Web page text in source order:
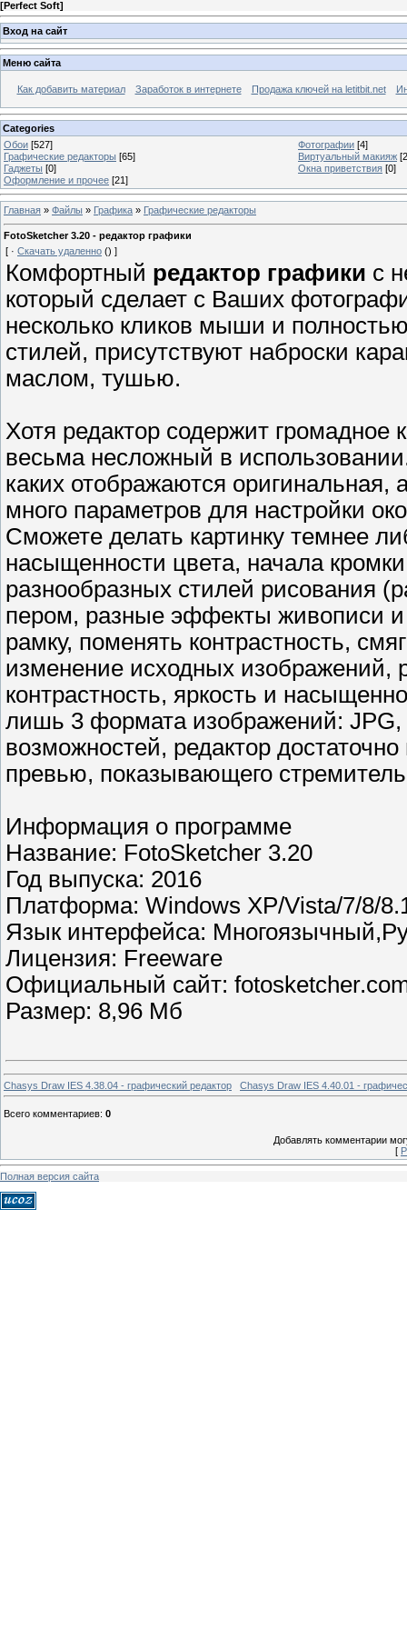
[Perfect Soft]
Вход на сайт
Меню сайта
Как добавить материал Заработок в интернете Продажа ключей на letitbit.net
Categories
Обои [527] Фотографии [4]
Графические редакторы [65] Виртуальный макияж
Гаджеты [0] Окна приветствия [0]
Оформление и прочее [21]
Главная » Файлы » Графика » Графические редакторы
FotoSketcher 3.20 - редактор графики
[ · Скачать удаленно () ]
Комфортный редактор графики с
который сделает с Ваших
несколько кликов мыши и
стилей, присутствуют наброски
маслом, тушью.
Хотя редактор содержит
весьма несложный в
каких отображаются оригинальная,
много параметров для настройки
Сможете делать картинку темнее
насыщенности цвета, начала
разнообразных стилей рисования
пером, разные эффекты живописи и
рамку, поменять контрастность,
изменение исходных изображений,
контрастность, яркость и
лишь 3 формата изображений: JPG,
возможностей, редактор
превью, показывающего
Информация о программе
Название: FotoSketcher 3.20
Год выпуска: 2016
Платформа: Windows XP/Vista/7/8/
Язык интерфейса:
Лицензия: Freeware
Официальный сайт:
Размер: 8,96 Мб
Chasys Draw IES 4.38.04 - графический редактор Chasys Draw IES 4.40.01 -
Всего комментариев: 0
Добавлять комментарии
[
Полная версия сайта